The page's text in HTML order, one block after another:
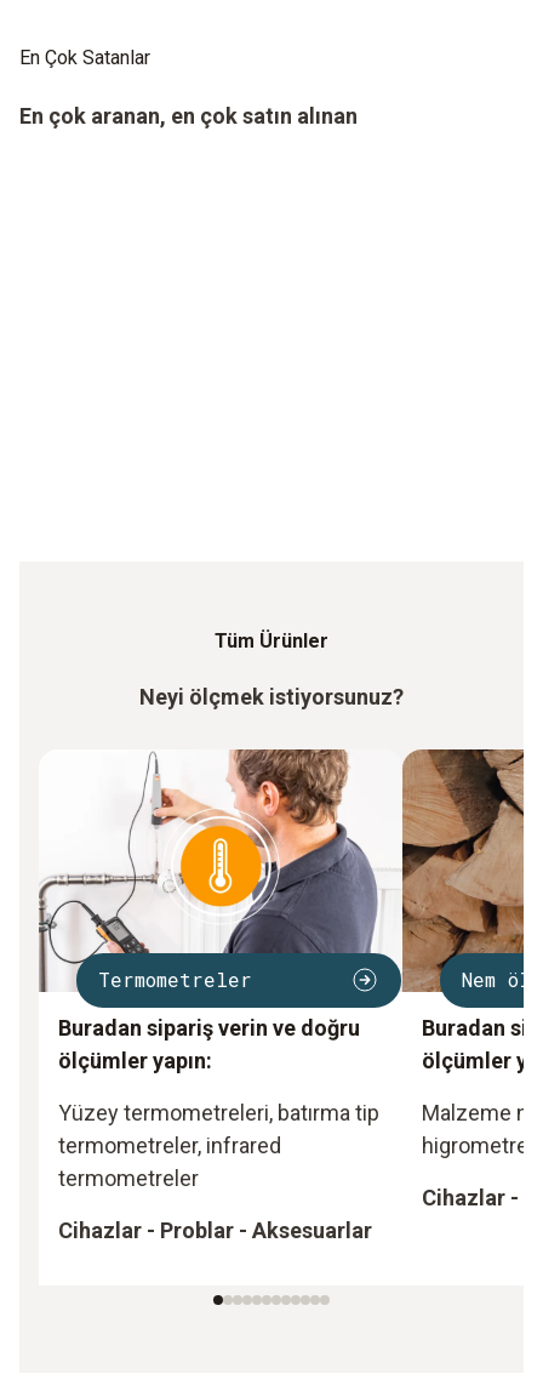
En Çok Satanlar
En çok aranan, en çok satın alınan
Tüm Ürünler
Neyi ölçmek istiyorsunuz?
Termometreler
Buradan sipariş verin ve doğru
ölçümler yapın:
Yüzey termometreleri, batırma tip
termometreler, infrared
termometreler
Cihazlar - Problar - Aksesuarlar
Nem
Buradan
ölçümler
Malzeme
higrometre,
Cihazlar -